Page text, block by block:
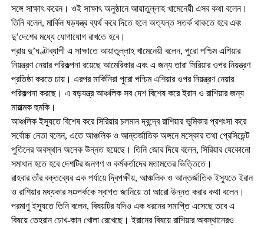
সঙ্গে সাক্ষাৎ করেন। ওই সাক্ষাৎ অনুষ্ঠানে আয়াতুল্লাহ খামেনেয়ী এসব কথা বলেন।
তিনি বলেন, মার্কিন ষড়যন্ত্র ব্যর্থ করে দিতে হলে অত্যন্ত সতর্ক থাকতে হবে এবং
দু’দেশের মধ্যে যোগাযোগ রাখতে হবে।
প্রায় দু’ঘণ্টাব্যাপী এ সাক্ষাতে আয়াতুল্লাহ খামেনেয়ী বলেন, পুরো পশ্চিম এশিয়ার
নিয়ন্ত্রণ নেয়ার পরিকল্পনা রয়েছে আমেরিকার এবং এ জন্য তারা সিরিয়ার ওপর নিয়ন্ত্রণ
প্রতিষ্ঠা করতে চায়। এরপর মার্কিনিরা পুরো পশ্চিম এশিয়ার ওপর নিয়ন্ত্রণ নেয়ার
পরিকল্পনা করছে। এ ষড়যন্ত্র আঞ্চলিক সব দেশ বিশেষ করে ইরান ও রাশিয়ার জন্য
মারাত্মক হুমকি।
আঞ্চলিক ইস্যুতে বিশেষ করে সিরিয়ার চলমান দ্বন্দ্বে রাশিয়ার ভূমিকার প্রশংসা করে
সর্বোচ্চ নেতা বলেন, এতে আঞ্চলিক ও আন্তর্জাতিক অঙ্গনে মস্কোর তথা প্রেসিডেন্ট
পুতিনের অবস্থান অনেক উন্নত হয়েছে। তিনি জোর দিয়ে বলেন, সিরিয়ার যেকোনো
সমাধান হতে হবে দেশটির জনগণ ও কর্মকর্তাদের মতামতের ভিত্তিতে।
রাহবার তাঁর বক্তব্যের এক পর্যায়ে দ্বিপক্ষীয়, আঞ্চলিক ও আন্তর্জাতিক ইস্যুতে ইরান
ও রাশিয়ার মধ্যকার স¤পর্ককে স্বাগত জানিয়ে তা আরো উন্নত করার কথা বলেন।
পরমাণু ইস্যুতে তিনি বলেন, বিষয়টির যদিও এক ধরনের সমাপ্তি এসেছে তবে এ
বিষয়ে তেহরান চোখ-কান খোলা রেখেছে। ইরানের বিষয়ে রাশিয়ার অবস্থানেরও